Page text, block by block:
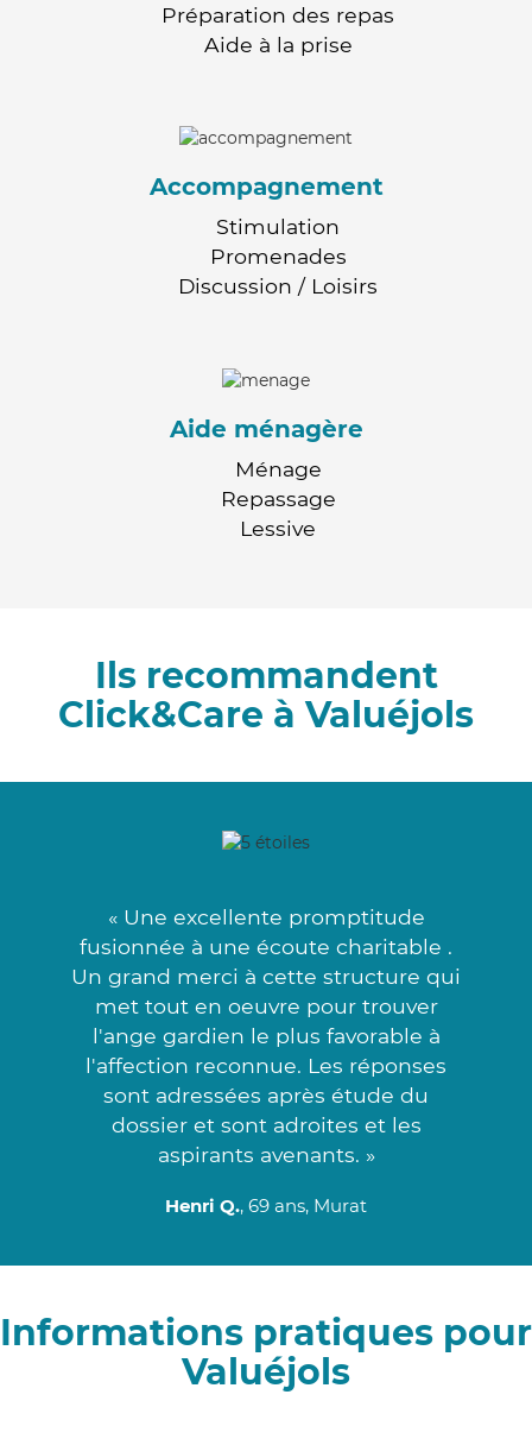
Préparation des repas
Aide à la prise
Accompagnement
Stimulation
Promenades
Discussion / Loisirs
Aide ménagère
Ménage
Repassage
Lessive
Ils recommandent
Click&Care à Valuéjols
« Une excellente promptitude
fusionnée à une écoute charitable .
Un grand merci à cette structure qui
met tout en oeuvre pour trouver
l'ange gardien le plus favorable à
l'affection reconnue. Les réponses
sont adressées après étude du
dossier et sont adroites et les
aspirants avenants. »
Henri Q., 69 ans, Murat
Informations pratiques pour
Valuéjols